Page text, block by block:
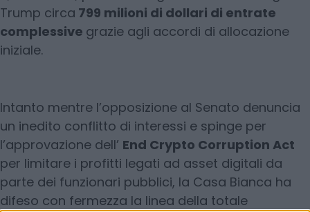
Trump circa 799 milioni di dollari di entrate
complessive grazie agli accordi di allocazione
iniziale.
Intanto mentre l’opposizione al Senato denuncia
un inedito conflitto di interessi e spinge per
l’approvazione dell’ End Crypto Corruption Act
per limitare i profitti legati ad asset digitali da
parte dei funzionari pubblici, la Casa Bianca ha
difeso con fermezza la linea della totale